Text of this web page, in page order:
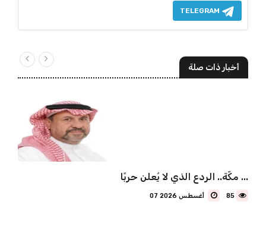
TELEGRAM
أخبار ذات صلة
مكّة.. الردع الذي لا يُعلن حربًا ...
85